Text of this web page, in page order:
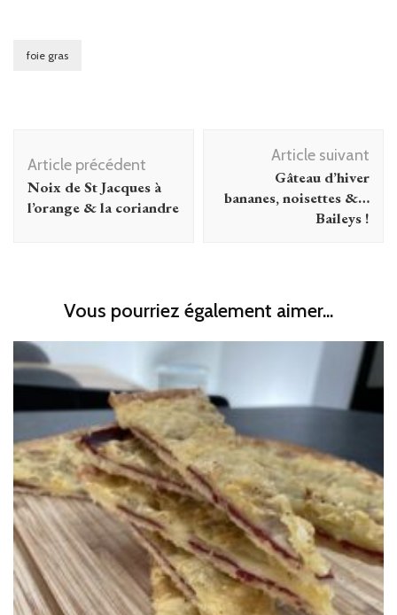
foie gras
d'article
Article précédent
Noix de St Jacques à
l’orange & la coriandre
Article suivant
Gâteau d’hiver
bananes, noisettes &…
Baileys !
Vous pourriez également aimer...